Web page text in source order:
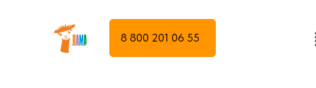
8 800 201 06 55